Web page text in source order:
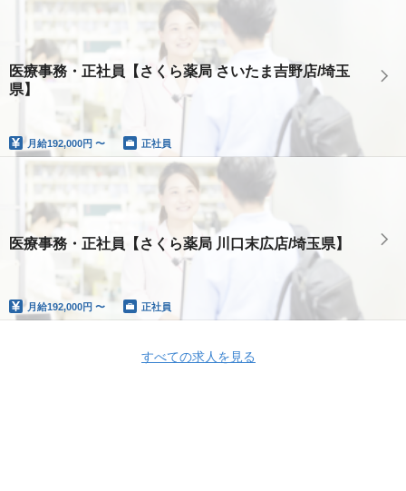
医療事務・正社員【さくら薬局 さいたま吉野店/埼玉
県】
月給192,000円 〜 正社員
医療事務・正社員【さくら薬局 川口末広店/埼玉県】
月給192,000円 〜 正社員
すべての求人を見る